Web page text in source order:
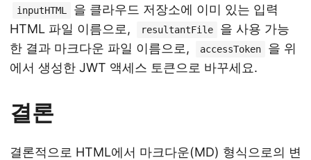
inputHTML
을 클라우드 저장소에 이미 있는 입력
HTML 파일 이름으로,
resultantFile
을 사용 가능
한 결과 마크다운 파일 이름으로,
accessToken
을 위
에서 생성한 JWT 액세스 토큰으로 바꾸세요.
결론
결론적으로 HTML에서 마크다운(MD) 형식으로의 변